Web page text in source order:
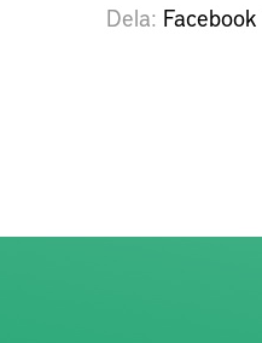
Dela Facebook